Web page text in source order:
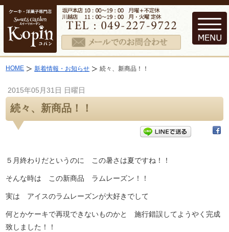
HOME 新着情報・お知らせ 続々、新商品！！
2015年05月31日 日曜日
続々、新商品！！
５月終わりだというのに この暑さは夏ですね！！
そんな時は この新商品 ラムレーズン！！
実は アイスのラムレーズンが大好きでして
何とかケーキで再現できないものかと 施行錯誤してようやく完成
致しました！！